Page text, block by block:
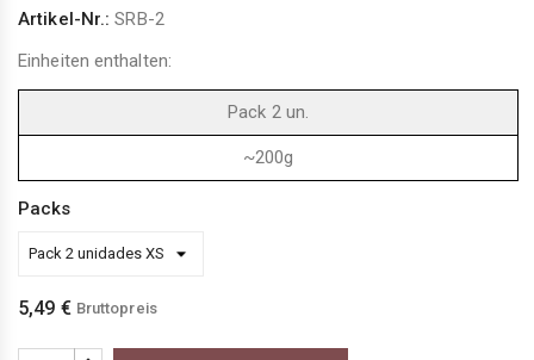
Artikel-Nr.: SRB-2
Einheiten enthalten:
Pack 2 un.
~200g
Packs
5,49 € Bruttopreis